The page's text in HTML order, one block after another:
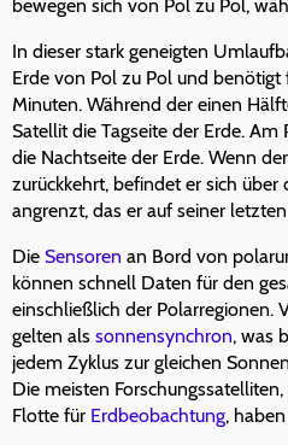
bewegen sich von Pol zu Pol,
In dieser stark geneigten
Erde von Pol zu Pol und
Minuten. Während der einen
Satellit die Tagseite der Erde.
die Nachtseite der Erde. Wenn
zurückkehrt, befindet er sich über
angrenzt, das er auf seiner
Die Sensoren an Bord von
können schnell Daten für den
einschließlich der Polarregionen.
gelten als sonnensynchron, was
jedem Zyklus zur gleichen
Die meisten
Flotte für Erdbeobachtung,